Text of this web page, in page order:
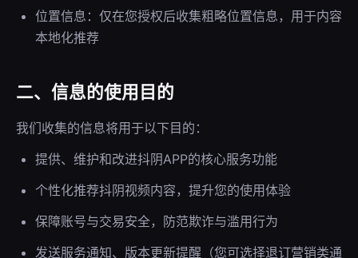
位置信息：仅在您授权后收集粗略位置信息，用于内容
本地化推荐
二、信息的使用目的
我们收集的信息将用于以下目的：
提供、维护和改进抖阴APP的核心服务功能
个性化推荐抖阴视频内容，提升您的使用体验
保障账号与交易安全，防范欺诈与滥用行为
发送服务通知、版本更新提醒（您可选择退订营销类通